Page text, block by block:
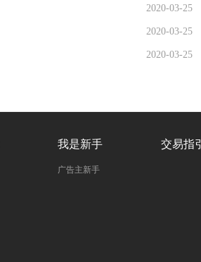
2020-03-25
2020-03-25
2020-03-25
我是新手
广告主新手
交易指引